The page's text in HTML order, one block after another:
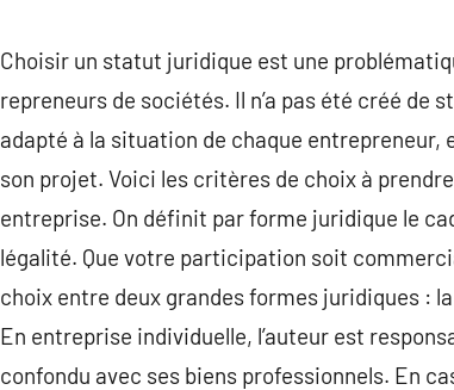
Choisir un statut juridique est une
repreneurs de sociétés. Il n’a pas été créé
adapté à la situation de chaque entrepreneur,
son projet. Voici les critères de choix à
entreprise. On définit par forme juridique le
légalité. Que votre participation soit
choix entre deux grandes formes juridiques :
En entreprise individuelle, l’auteur est
confondu avec ses biens professionnels. En